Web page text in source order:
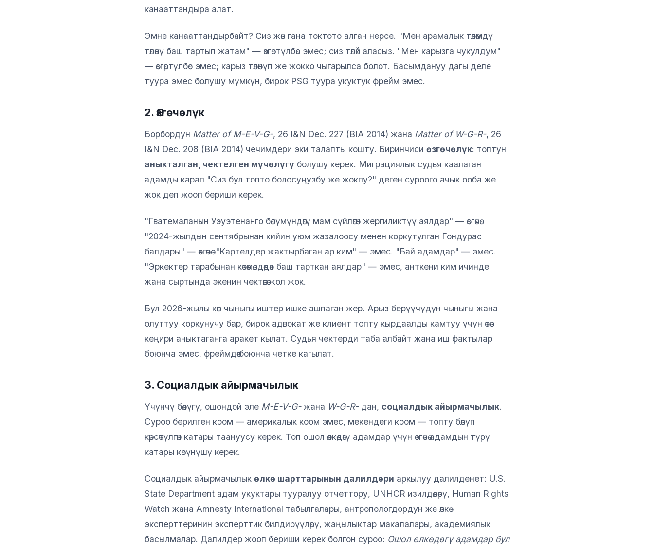
канааттандыра алат.
Эмне канааттандырбайт? Сиз жөн гана токтото алган нерсе. "Мен арамалык төлөмдү
төлөөнү баш тартып жатам" — өзгөртүлбөс эмес; сиз төлөй аласыз. "Мен карызга чукулдум"
— өзгөртүлбөс эмес; карыз төлөнүп же жокко чыгарылса болот. Басымдануу дагы деле
туура эмес болушу мүмкүн, бирок PSG туура укуктук фрейм эмес.
2. Өзгөчөлүк
Борбордун Matter of M-E-V-G-, 26 I&N Dec. 227 (BIA 2014) жана Matter of W-G-R-, 26
I&N Dec. 208 (BIA 2014) чечимдери эки талапты кошту. Биринчиси өзгөчөлүк: топтун
аныкталган, чектелген мүчөлүгү болушу керек. Миграциялык судья каалаган
адамды карап "Сиз бул топто болосуңузбу же жокпу?" деген суроого ачык ооба же
жок деп жооп бериши керек.
"Гватемаланын Уэуэтенанго бөлүмүндөгү мам сүйлөгөн жергиликтүү аялдар" — өзгөчө.
"2024-жылдын сентябрынан кийин уюм жазалоосу менен коркутулган Гондурас
балдары" — өзгөчө. "Картелдер жактырбаган ар ким" — эмес. "Бай адамдар" — эмес.
"Эркектер тарабынан көзөмөлдөөдөн баш тарткан аялдар" — эмес, анткени ким ичинде
жана сыртында экенин чектөөгө жол жок.
Бул 2026-жылы көп чыныгы иштер ишке ашпаган жер. Арыз берүүчүдүн чыныгы жана
олуттуу коркунучу бар, бирок адвокат же клиент топту кырдаалды камтуу үчүн өтө
кеңири аныктаганга аракет кылат. Судья чектерди таба албайт жана иш фактылар
боюнча эмес, фреймдөө боюнча четке кагылат.
3. Социалдык айырмачылык
Үчүнчү бөлүгү, ошондой эле M-E-V-G-жана W-G-R-дан, социалдык айырмачылык.
Суроо берилген коом — америкалык коом эмес, мекендеги коом — топту бөлүп
көрсөтүлгөн катары таануусу керек. Топ ошол өлкөдөгү адамдар үчүн өзгөчө адамдын түрү
катары көрүнүшү керек.
Социалдык айырмачылык өлкө шарттарынын далилдери аркылуу далилденет: U.S.
State Department адам укуктары тууралуу отчеттору, UNHCR изилдөөлөрү, Human Rights
Watch жана Amnesty International табылгалары, антропологдордун же өлкө
эксперттеринин эксперттик билдирүүлөрү, жаңылыктар макалалары, академиялык
басылмалар. Далилдер жооп бериши керек болгон суроо: Ошол өлкөдөгү адамдар бул